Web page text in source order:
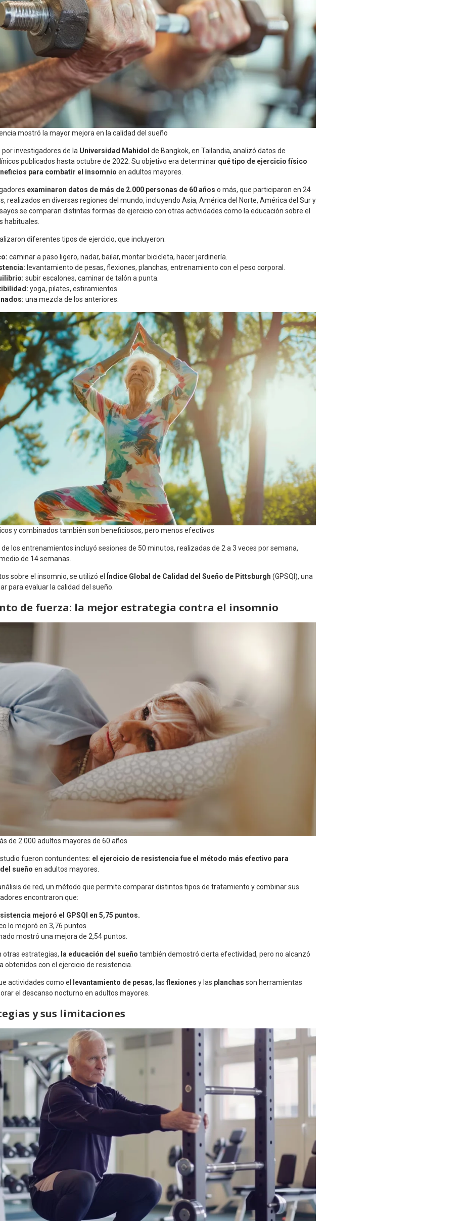
mostró la mayor mejora en la calidad del sueño
por investigadores de la Universidad Mahidol de Bangkok, en Tailandia, analizó datos de
publicados hasta octubre de 2022. Su objetivo era determinar qué tipo de ejercicio físico
para combatir el insomnio en adultos mayores.
examinaron datos de más de 2.000 personas de 60 años o más, que participaron en 24
realizados en diversas regiones del mundo, incluyendo Asia, América del Norte, América del Sur y
se comparan distintas formas de ejercicio con otras actividades como la educación sobre el
habituales.
diferentes tipos de ejercicio, que incluyeron:
caminar a paso ligero, nadar, bailar, montar bicicleta, hacer jardinería.
levantamiento de pesas, flexiones, planchas, entrenamiento con el peso corporal.
subir escalones, caminar de talón a punta.
yoga, pilates, estiramientos.
una mezcla de los anteriores.
y combinados también son beneficiosos, pero menos efectivos
los entrenamientos incluyó sesiones de 50 minutos, realizadas de 2 a 3 veces por semana,
de 14 semanas.
sobre el insomnio, se utilizó el Índice Global de Calidad del Sueño de Pittsburgh (GPSQI), una
para evaluar la calidad del sueño.
de fuerza: la mejor estrategia contra el insomnio
de 2.000 adultos mayores de 60 años
fueron contundentes: el ejercicio de resistencia fue el método más efectivo para
sueño en adultos mayores.
de red, un método que permite comparar distintos tipos de tratamiento y combinar sus
encontraron que:
mejoró el GPSQI en 5,75 puntos.
lo mejoró en 3,76 puntos.
mostró una mejora de 2,54 puntos.
otras estrategias, la educación del sueño también demostró cierta efectividad, pero no alcanzó
obtenidos con el ejercicio de resistencia.
actividades como el levantamiento de pesas, las flexiones y las planchas son herramientas
el descanso nocturno en adultos mayores.
y sus limitaciones